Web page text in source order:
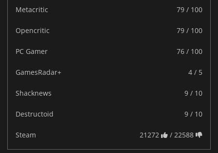
Metacritic
79 / 100
Opencritic 79 / 100
PC Gamer 76 / 100
GamesRadar+ 4 / 5
Shacknews 9 / 10
Destructoid 9 / 10
Steam 21272 / 22588